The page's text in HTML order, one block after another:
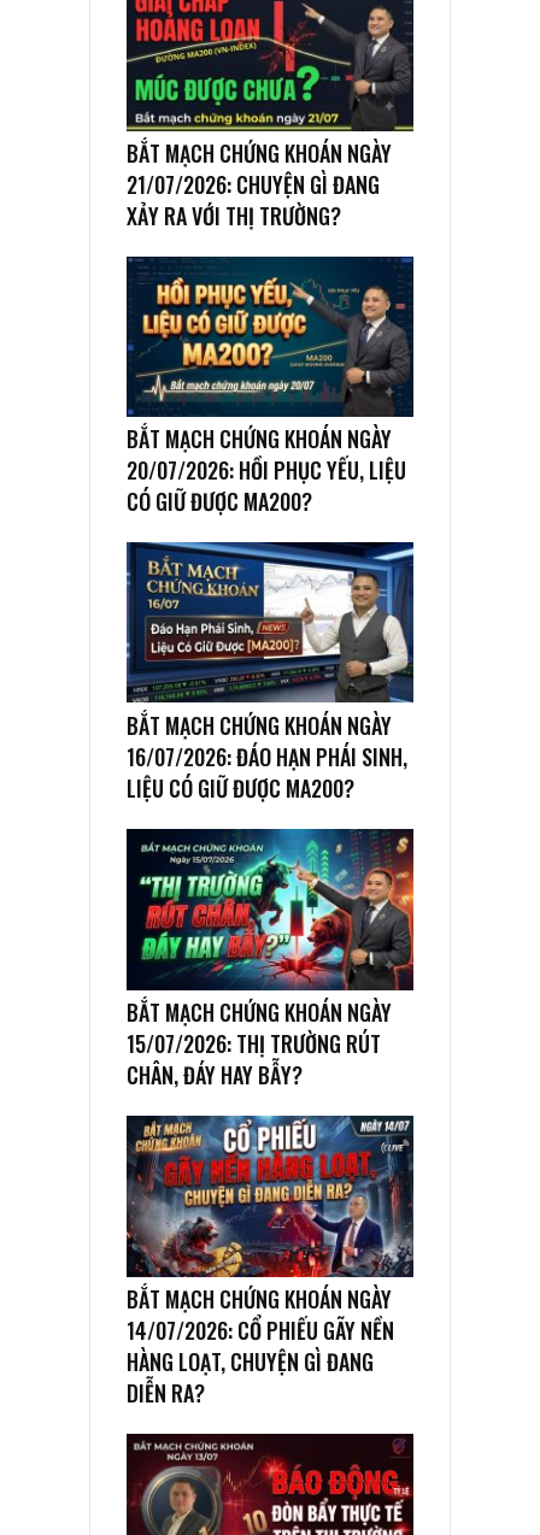
BẮT MẠCH CHỨNG KHOÁN NGÀY
21/07/2026: CHUYỆN GÌ ĐANG
XẢY RA VỚI THỊ TRƯỜNG?
BẮT MẠCH CHỨNG KHOÁN NGÀY
20/07/2026: HỒI PHỤC YẾU, LIỆU
CÓ GIỮ ĐƯỢC MA200?
BẮT MẠCH CHỨNG KHOÁN NGÀY
16/07/2026: ĐÁO HẠN PHÁI SINH,
LIỆU CÓ GIỮ ĐƯỢC MA200?
BẮT MẠCH CHỨNG KHOÁN NGÀY
15/07/2026: THỊ TRƯỜNG RÚT
CHÂN, ĐÁY HAY BẪY?
BẮT MẠCH CHỨNG KHOÁN NGÀY
14/07/2026: CỔ PHIẾU GÃY NỀN
HÀNG LOẠT, CHUYỆN GÌ ĐANG
DIỄN RA?